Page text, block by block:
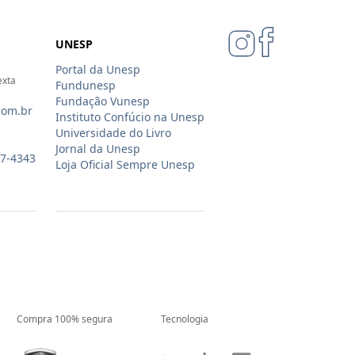
4343
UNESP
Portal da Unesp
Fundunesp
Fundação Vunesp
Instituto Confúcio na Unesp
Universidade do Livro
Jornal da Unesp
Loja Oficial Sempre Unesp
Compra 100% segura Tecnologia